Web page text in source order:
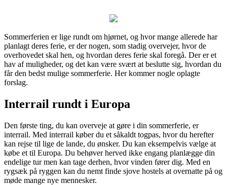
Sommerferien er lige rundt om hjørnet, og hvor mange allerede har
planlagt deres ferie, er der nogen, som stadig overvejer, hvor de
overhovedet skal hen, og hvordan deres ferie skal foregå. Der er et
hav af muligheder, og det kan være svært at beslutte sig, hvordan du
får den bedst mulige sommerferie. Her kommer nogle oplagte
forslag.
Interrail rundt i Europa
Den første ting, du kan overveje at gøre i din sommerferie, er
interrail. Med interrail køber du et såkaldt togpas, hvor du herefter
kan rejse til lige de lande, du ønsker. Du kan eksempelvis vælge at
købe et til Europa. Du behøver herved ikke engang planlægge din
endelige tur men kan tage derhen, hvor vinden fører dig. Med en
rygsæk på ryggen kan du nemt finde sjove hostels at overnatte på og
møde mange nye mennesker.